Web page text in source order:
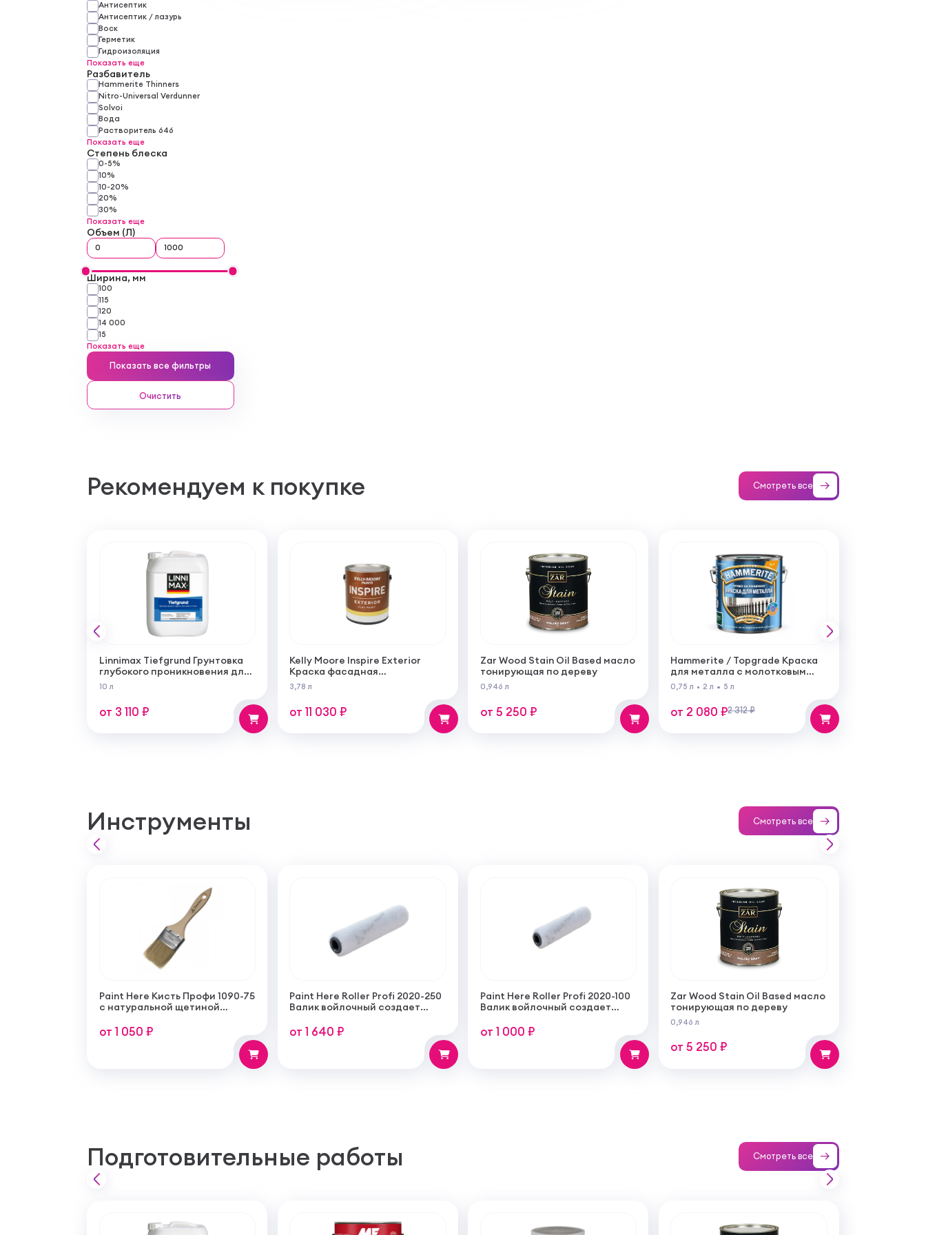
Антисептик
Антисептик / лазурь
Воск
Герметик
Гидроизоляция
Показать еще
Разбавитель
Hammerite Thinners
Nitro-Universal Verdunner
Solvoi
Вода
Растворитель 646
Показать еще
Степень блеска
0-5%
10%
10-20%
20%
30%
Показать еще
Объем (Л)
Ширина, мм
100
115
120
14 000
15
Показать еще
Показать все фильтры
Очистить
Рекомендуем к покупке Смотреть все
Linnimax Tiefgrund Грунтовка
глубокого проникновения для
внутренних и наружных работ
10 л
от 3 110 ₽
Kelly Moore Inspire Exterior
Краска фасадная
самогрунтующаяся
суперукрывистая ультра
матовая
3,78 л
от 11 030 ₽
Zar Wood Stain Oil Based масло
тонирующая по дереву
0,946 л
от 5 250 ₽
Hammerite / Topgrade Краска
для металла с молотковым
эффектом
0,75 л 2 л 5 л
от 2 080 ₽2 312 ₽
Инструменты Смотреть все
Paint Here Кисть Профи 1090-75
с натуральной щетиной
от 1 050 ₽
Paint Here Roller Profi 2020-250
Валик войлочный создает
покрытия 250мм
от 1 640 ₽
Paint Here Roller Profi 2020-100
Валик войлочный создает
покрытия 100мм
от 1 000 ₽
Zar Wood Stain Oil Based масло
тонирующая по дереву
0,946 л
от 5 250 ₽
Подготовительные работы Смотреть все